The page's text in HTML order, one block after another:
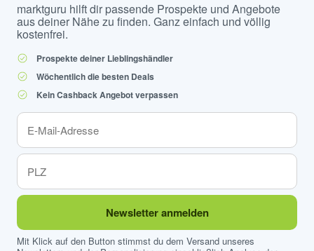
marktguru hilft dir passende Prospekte und Angebote
aus deiner Nähe zu finden. Ganz einfach und völlig
kostenfrei.
Prospekte deiner Lieblingshändler
Wöchentlich die besten Deals
Kein Cashback Angebot verpassen
Newsletter anmelden
Mit Klick auf den Button stimmst du dem Versand unseres